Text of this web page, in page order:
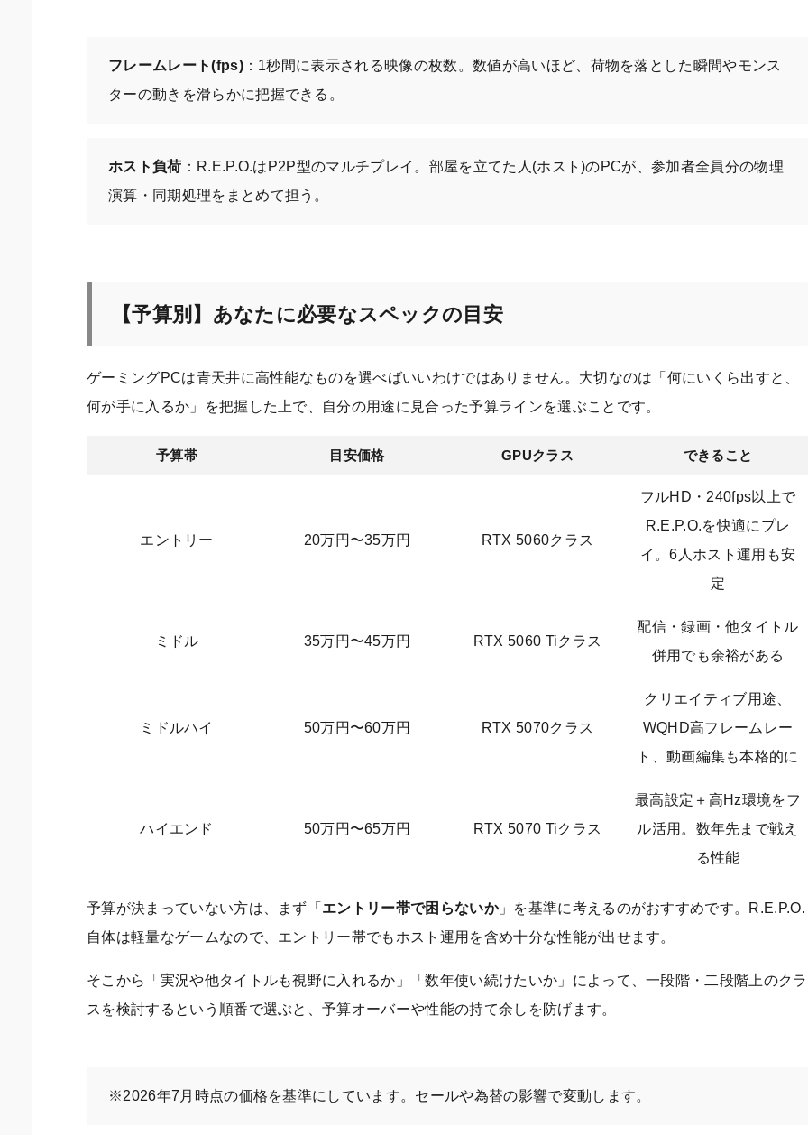
フレームレート(fps)：1秒間に表示される映像の枚数。数値が高いほど、荷物を落とした瞬間やモンス
ターの動きを滑らかに把握できる。
ホスト負荷 ：R.E.P.O.はP2P型のマルチプレイ。部屋を立てた人(ホスト)のPCが、参加者全員分の物理
演算・同期処理をまとめて担う。
【予算別】あなたに必要なスペックの目安
ゲーミングPCは青天井に高性能なものを選べばいいわけではありません。大切なのは「何にいくら出すと、
何が手に入るか」を把握した上で、自分の用途に見合った予算ラインを選ぶことです。
予算帯 目安価格 GPUクラス できること
エントリー 20万円〜35万円 RTX 5060クラス
フルHD・240fps以上で
R.E.P.O.を快適にプレ
イ。6人ホスト運用も安
定
ミドル 35万円〜45万円 RTX 5060 Tiクラス
配信・録画・他タイトル
併用でも余裕がある
ミドルハイ 50万円〜60万円 RTX 5070クラス
クリエイティブ用途、
WQHD高フレームレー
ト、動画編集も本格的に
ハイエンド 50万円〜65万円 RTX 5070 Tiクラス
最高設定＋高Hz環境をフ
ル活用。数年先まで戦え
る性能
予算が決まっていない方は、まず「 エントリー帯で困らないか」を基準に考えるのがおすすめです。R.E.P.O.
自体は軽量なゲームなので、エントリー帯でもホスト運用を含め十分な性能が出せます。
そこから「実況や他タイトルも視野に入れるか」「数年使い続けたいか」によって、一段階・二段階上のクラ
スを検討するという順番で選ぶと、予算オーバーや性能の持て余しを防げます。
※2026年7月時点の価格を基準にしています。セールや為替の影響で変動します。